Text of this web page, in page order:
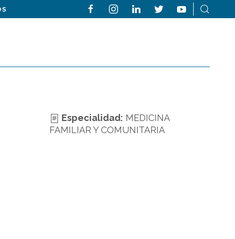
Especialidad: MEDICINA
FAMILIAR Y COMUNITARIA